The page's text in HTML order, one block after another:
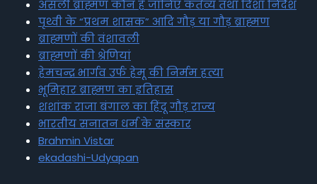
असली ब्राह्मण कौन है जानिए कर्तव्य तथा दिशा निर्देश
पृथ्वी के “प्रथम शासक” आदि गौड़ या गौड़ ब्राह्मण
ब्राह्मणों की वंशावली
ब्राह्मणों की श्रेणियां
हेमचन्द्र भार्गव उर्फ हेमू की निर्मम हत्या
भूमिहार ब्राह्मण का इतिहास
शशांक राजा बंगाल का हिंदू गौड़ राज्य
भारतीय सनातन धर्म के संस्कार
Brahmin Vistar
ekadashi-Udyapan